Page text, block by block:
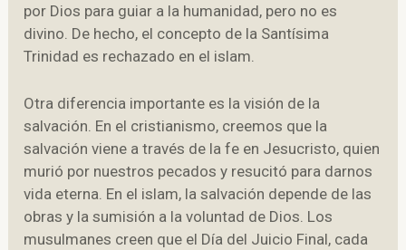
por Dios para guiar a la humanidad, pero no es
divino. De hecho, el concepto de la Santísima
Trinidad es rechazado en el islam.
Otra diferencia importante es la visión de la
salvación. En el cristianismo, creemos que la
salvación viene a través de la fe en Jesucristo, quien
murió por nuestros pecados y resucitó para darnos
vida eterna. En el islam, la salvación depende de las
obras y la sumisión a la voluntad de Dios. Los
musulmanes creen que el Día del Juicio Final, cada